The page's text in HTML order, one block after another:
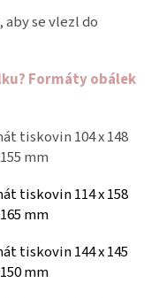
se vlezl do
Formáty obálek
tiskovin 104 x 148
mm
tiskovin 114 x 158
mm
tiskovin 144 x 145
mm